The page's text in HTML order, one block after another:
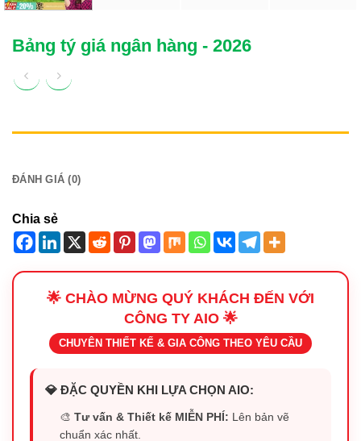
Bảng tý giá ngân hàng - 2026
ĐÁNH GIÁ (0)
Chia sẻ
🌟 CHÀO MỪNG QUÝ KHÁCH ĐẾN VỚI
CÔNG TY AIO 🌟
CHUYÊN THIẾT KẾ & GIA CÔNG THEO YÊU CẦU
💎 ĐẶC QUYỀN KHI LỰA CHỌN AIO:
🎨Tư vấn & Thiết kế MIỄN PHÍ: Lên bản vẽ
chuẩn xác nhất.